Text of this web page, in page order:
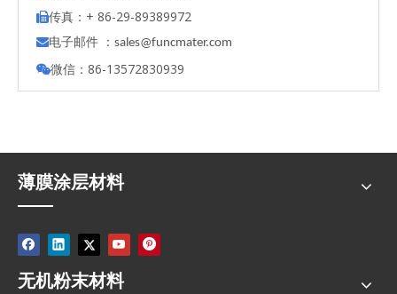
传真：+ 86-29-89389972
电子邮件 ： sales@funcmater.com
微信：86-13572830939
薄膜涂层材料
无机粉末材料